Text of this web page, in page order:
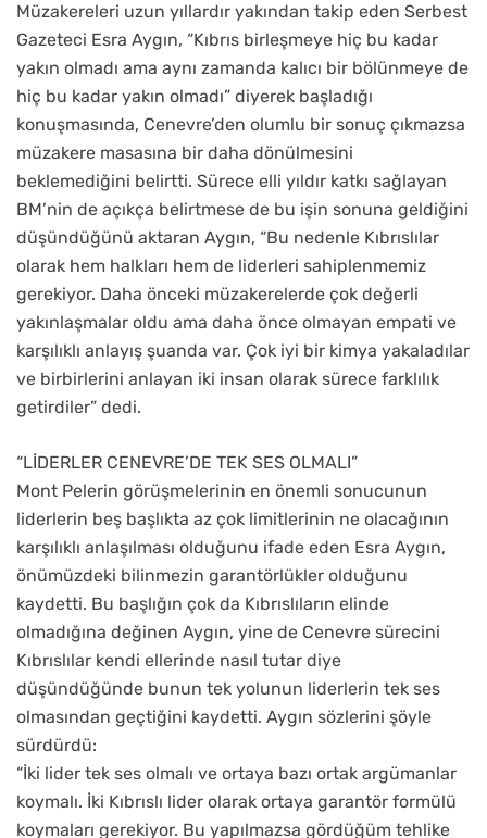
Müzakereleri uzun yıllardır yakından takip eden Serbest
Gazeteci Esra Aygın, “Kıbrıs birleşmeye hiç bu kadar
yakın olmadı ama aynı zamanda kalıcı bir bölünmeye de
hiç bu kadar yakın olmadı” diyerek başladığı
konuşmasında, Cenevre’den olumlu bir sonuç çıkmazsa
müzakere masasına bir daha dönülmesini
beklemediğini belirtti. Sürece elli yıldır katkı sağlayan
BM’nin de açıkça belirtmese de bu işin sonuna geldiğini
düşündüğünü aktaran Aygın, “Bu nedenle Kıbrıslılar
olarak hem halkları hem de liderleri sahiplenmemiz
gerekiyor. Daha önceki müzakerelerde çok değerli
yakınlaşmalar oldu ama daha önce olmayan empati ve
karşılıklı anlayış şuanda var. Çok iyi bir kimya yakaladılar
ve birbirlerini anlayan iki insan olarak sürece farklılık
getirdiler” dedi.
“LİDERLER CENEVRE’DE TEK SES OLMALI”
Mont Pelerin görüşmelerinin en önemli sonucunun
liderlerin beş başlıkta az çok limitlerinin ne olacağının
karşılıklı anlaşılması olduğunu ifade eden Esra Aygın,
önümüzdeki bilinmezin garantörlükler olduğunu
kaydetti. Bu başlığın çok da Kıbrıslıların elinde
olmadığına değinen Aygın, yine de Cenevre sürecini
Kıbrıslılar kendi ellerinde nasıl tutar diye
düşündüğünde bunun tek yolunun liderlerin tek ses
olmasından geçtiğini kaydetti. Aygın sözlerini şöyle
sürdürdü:
“İki lider tek ses olmalı ve ortaya bazı ortak argümanlar
koymalı. İki Kıbrıslı lider olarak ortaya garantör formülü
koymaları gerekiyor. Bu yapılmazsa gördüğüm tehlike